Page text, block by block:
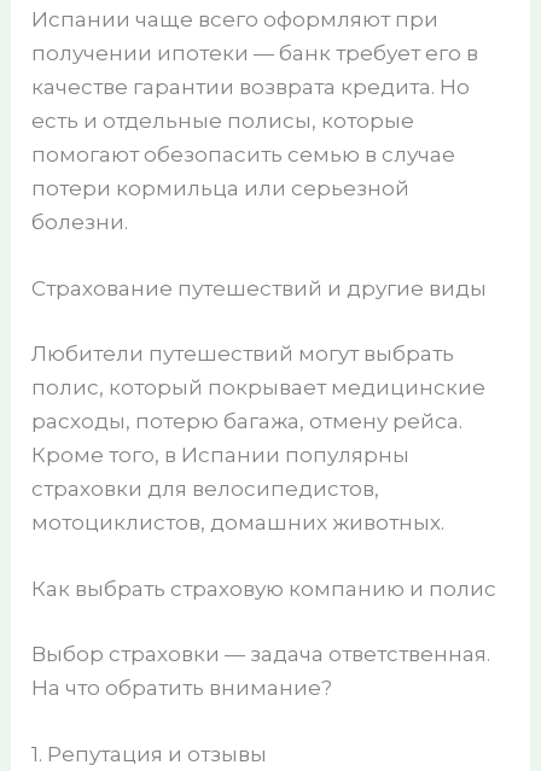
Испании чаще всего оформляют при
получении ипотеки — банк требует его в
качестве гарантии возврата кредита. Но
есть и отдельные полисы, которые
помогают обезопасить семью в случае
потери кормильца или серьезной
болезни.
Страхование путешествий и другие виды
Любители путешествий могут выбрать
полис, который покрывает медицинские
расходы, потерю багажа, отмену рейса.
Кроме того, в Испании популярны
страховки для велосипедистов,
мотоциклистов, домашних животных.
Как выбрать страховую компанию и полис
Выбор страховки — задача ответственная.
На что обратить внимание?
1. Репутация и отзывы